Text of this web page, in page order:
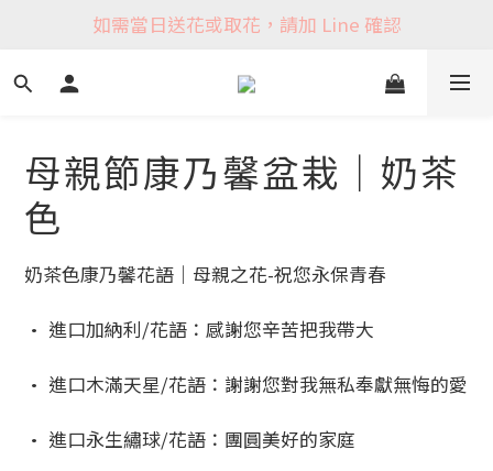
如需當日送花或取花，請加 Line 確認
母親節康乃馨盆栽｜奶茶
色
奶茶色康乃馨花語｜母親之花-祝您永保青春
• 進口加納利/花語：感謝您辛苦把我帶大
• 進口木滿天星/花語：謝謝您對我無私奉獻無悔的愛
• 進口永生繡球/花語：團圓美好的家庭